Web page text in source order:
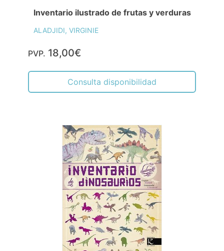
Inventario ilustrado de frutas y verduras
ALADJIDI, VIRGINIE
PVP. 18,00€
Consulta disponibilidad